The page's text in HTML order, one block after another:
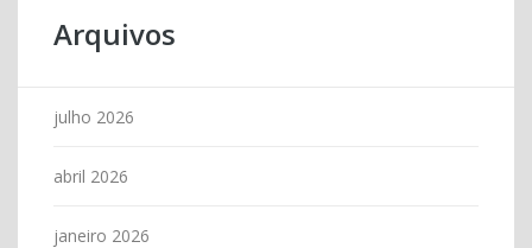
Arquivos
julho 2026
abril 2026
janeiro 2026